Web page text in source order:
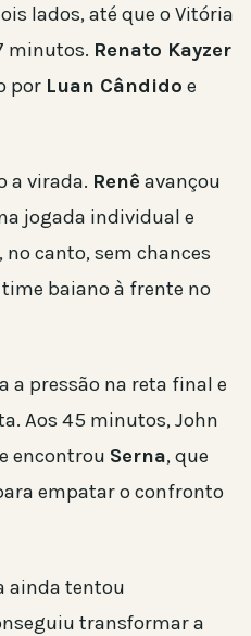
lados, até que o Vitória
minutos. Renato Kayzer
por Luan Cândido e
a virada. Renê avançou
jogada individual e
canto, sem chances
time baiano à frente no
a pressão na reta final e
Aos 45 minutos, John
encontrou Serna, que
empatar o confronto
ainda tentou
transformar a